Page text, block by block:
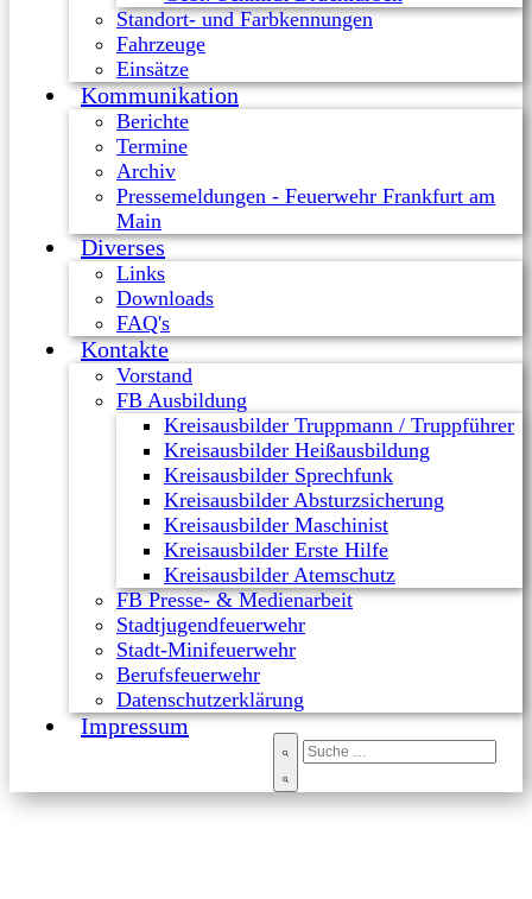
Standort- und Farbkennungen
Fahrzeuge
Einsätze
Kommunikation
Berichte
Termine
Archiv
Pressemeldungen - Feuerwehr Frankfurt am
Main
Diverses
Links
Downloads
FAQ's
Kontakte
Vorstand
FB Ausbildung
Kreisausbilder Truppmann / Truppführer
Kreisausbilder Heißausbildung
Kreisausbilder Sprechfunk
Kreisausbilder Absturzsicherung
Kreisausbilder Maschinist
Kreisausbilder Erste Hilfe
Kreisausbilder Atemschutz
FB Presse- & Medienarbeit
Stadtjugendfeuerwehr
Stadt-Minifeuerwehr
Berufsfeuerwehr
Datenschutzerklärung
Impressum